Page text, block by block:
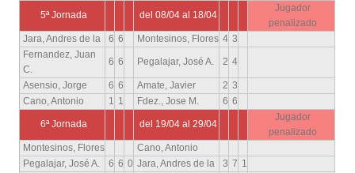
5ª Jornada del 08/04 al 18/04
Jugador
penalizado
Jara, Andres de la
6 6 Montesinos, Flores 4 3
Fernandez, Juan
C.
6 6 Pegalajar, José A. 2 4
Asensio, Jorge 6 6 Amate, Javier 2 3
Cano, Antonio
1 1 Fdez., Jose M. 6 6
6ª Jornada del 19/04 al 29/04
Jugador
penalizado
Montesinos, Flores
Cano, Antonio
Pegalajar, José A.
6 6 0 Jara, Andres de la 3 7 1